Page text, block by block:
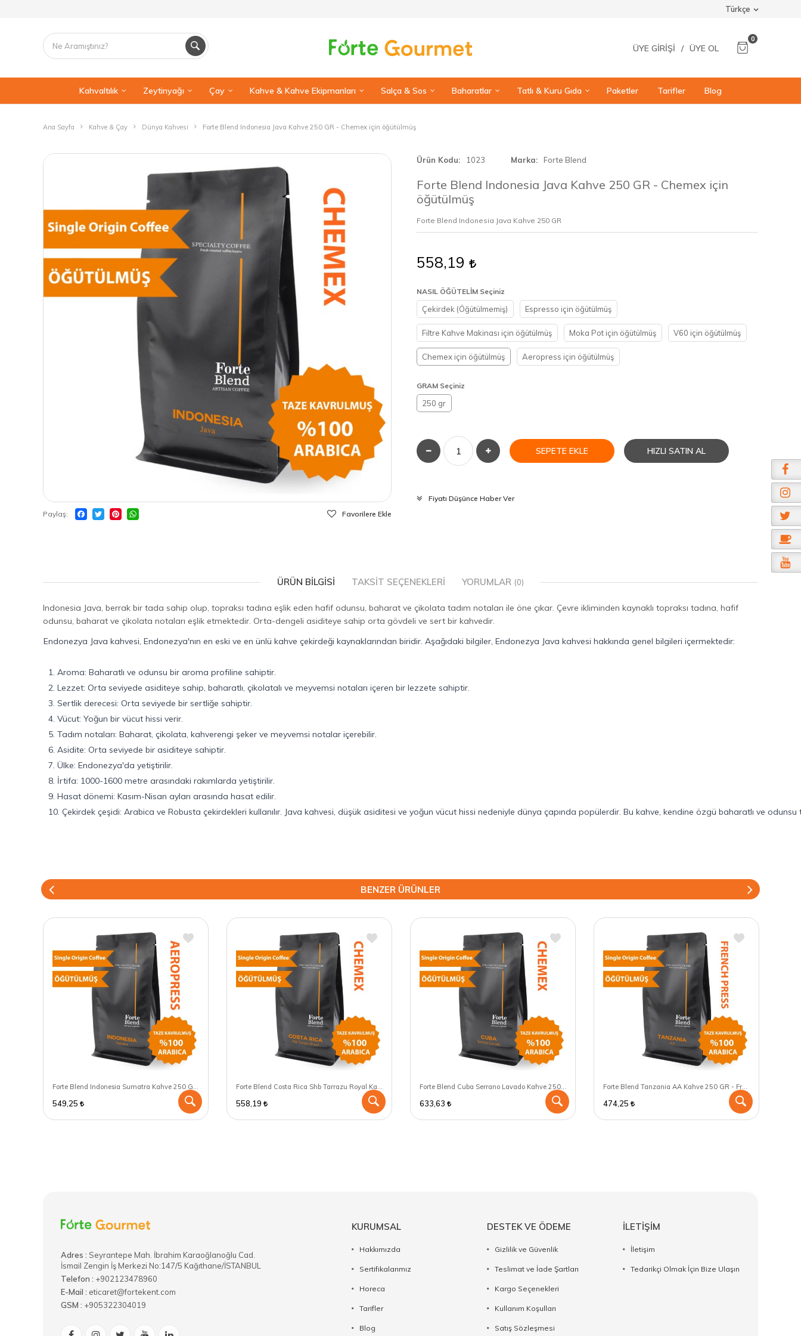
Türkçe
ÜYE GIRIŞI / ÜYE OL
0
Kahvaltılık Zeytinyağı Çay Kahve & Kahve Ekipmanları Salça & Sos Baharatlar Tatlı & Kuru Gıda Paketler Tarifler Blog
Ana Sayfa Kahve & Çay Dünya Kahvesi Forte Blend Indonesia Java Kahve 250 GR - Chemex için öğütülmüş
Paylaş Favorilere Ekle
Ürün Kodu 1023 Marka Forte Blend
Forte Blend Indonesia Java Kahve 250 GR - Chemex için
öğütülmüş
Forte Blend Indonesia Java Kahve 250 GR
558,19
NASIL ÖĞÜTELİM Seçiniz
Çekirdek (Öğütülmemiş) Espresso için öğütülmüş
Filtre Kahve Makinası için öğütülmüş Moka Pot için öğütülmüş V60 için öğütülmüş
Chemex için öğütülmüş Aeropress için öğütülmüş
GRAM Seçiniz
250 gr
SEPETE EKLE HIZLI SATIN AL
Fiyatı Düşünce Haber Ver
ÜRÜN BILGISI TAKSIT SEÇENEKLERI YORUMLAR (0)
Indonesia Java, berrak bir tada sahip olup, topraksı tadına eşlik eden hafif odunsu, baharat ve çikolata tadım notaları ile öne çıkar. Çevre ikliminden kaynaklı topraksı tadına, hafif
odunsu, baharat ve çikolata notaları eşlik etmektedir. Orta-dengeli asiditeye sahip orta gövdeli ve sert bir kahvedir.
Endonezya Java kahvesi, Endonezya'nın en eski ve en ünlü kahve çekirdeği kaynaklarından biridir. Aşağıdaki bilgiler, Endonezya Java kahvesi hakkında genel bilgileri içermektedir:
1. Aroma: Baharatlı ve odunsu bir aroma profiline sahiptir.
2. Lezzet: Orta seviyede asiditeye sahip, baharatlı, çikolatalı ve meyvemsi notaları içeren bir lezzete sahiptir.
3. Sertlik derecesi: Orta seviyede bir sertliğe sahiptir.
4. Vücut: Yoğun bir vücut hissi verir.
5. Tadım notaları: Baharat, çikolata, kahverengi şeker ve meyvemsi notalar içerebilir.
6. Asidite: Orta seviyede bir asiditeye sahiptir.
7. Ülke: Endonezya'da yetiştirilir.
8. İrtifa: 1000-1600 metre arasındaki rakımlarda yetiştirilir.
9. Hasat dönemi: Kasım-Nisan ayları arasında hasat edilir.
10. Çekirdek çeşidi: Arabica ve Robusta çekirdekleri kullanılır. Java kahvesi, düşük asiditesi ve yoğun vücut hissi nedeniyle dünya çapında popülerdir. Bu kahve, kendine özgü baharatlı ve
BENZER ÜRÜNLER
Forte Blend Indonesia Sumatra Kahve 250 GR - Aeropress için öğütülmüş
549,25
Forte Blend Costa Rica Shb Tarrazu Royal Kahve 250 GR - Chemex için öğütülmüş
558,19
Forte Blend Cuba Serrano Lavado Kahve 250 GR - Chemex için öğütülmüş
633,63
Forte Blend Tanzania AA Kahve 250 GR - French Press için öğütülmüş
474,25
Adres : ​Seyrantepe Mah. İbrahim Karaoğlanoğlu Cad.
İsmail Zengin İş Merkezi No:147/5 Kağıthane/İSTANBUL
Telefon : +902123478960
E-Mail : eticaret@fortekent.com
GSM : +905322304019
KURUMSAL
Hakkımızda
Sertifikalarımız
Horeca
Tarifler
Blog
DESTEK VE ÖDEME
Gizlilik ve Güvenlik
Teslimat ve İade Şartları
Kargo Seçenekleri
Kullanım Koşulları
Satış Sözleşmesi
İLETİŞİM
İletişim
Tedarikçi Olmak İçin Bize Ulaşın